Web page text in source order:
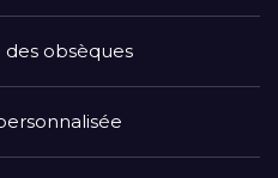
des obsèques